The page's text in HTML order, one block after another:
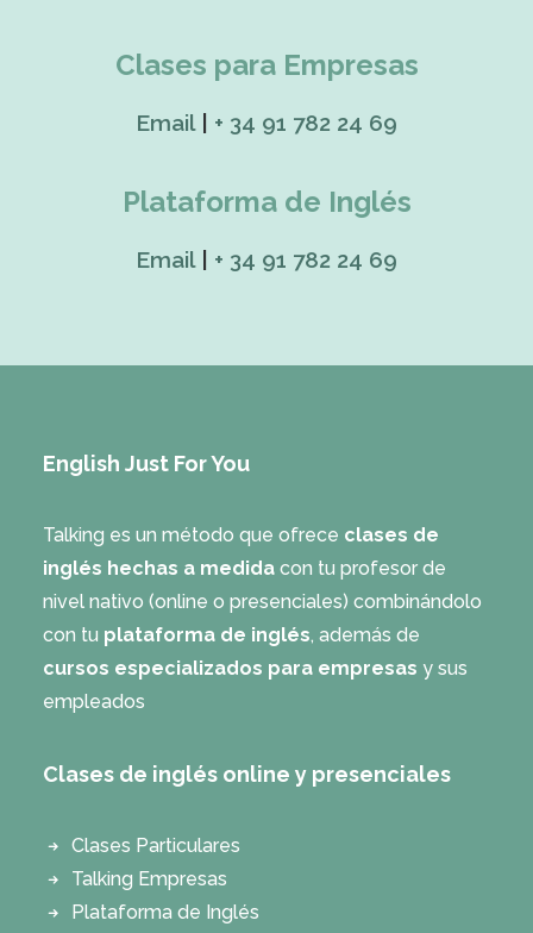
Clases para Empresas
Email| + 34 91 782 24 69
Plataforma de Inglés
Email| + 34 91 782 24 69
English Just For You
Talking es un método que ofrece clases de
inglés hechas a medida con tu profesor de
nivel nativo (online o presenciales) combinándolo
con tu plataforma de inglés, además de
cursos especializados para empresas y sus
empleados
Clases de inglés online y presenciales
Clases Particulares
Talking Empresas
Plataforma de Inglés